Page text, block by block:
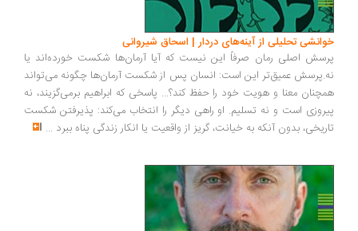
تحلیلی از آینه‌های دردار | اسحاق شیروانی
اصلی رمان صرفاً این نیست که آیا آرمان‌ها شکست خورده‌اند یا
عمیق‌تر این است: انسان پس از شکست آرمان‌ها چگونه می‌تواند
معنا و هویت خود را حفظ کند؟... پاسخی که ابراهیم برمی‌گزیند، نه
است و نه تسلیم. او راهی دیگر را انتخاب می‌کند: پذیرفتن شکست
بدون آنکه به خیانت، گریز از واقعیت یا انکار زندگی پناه ببرد...